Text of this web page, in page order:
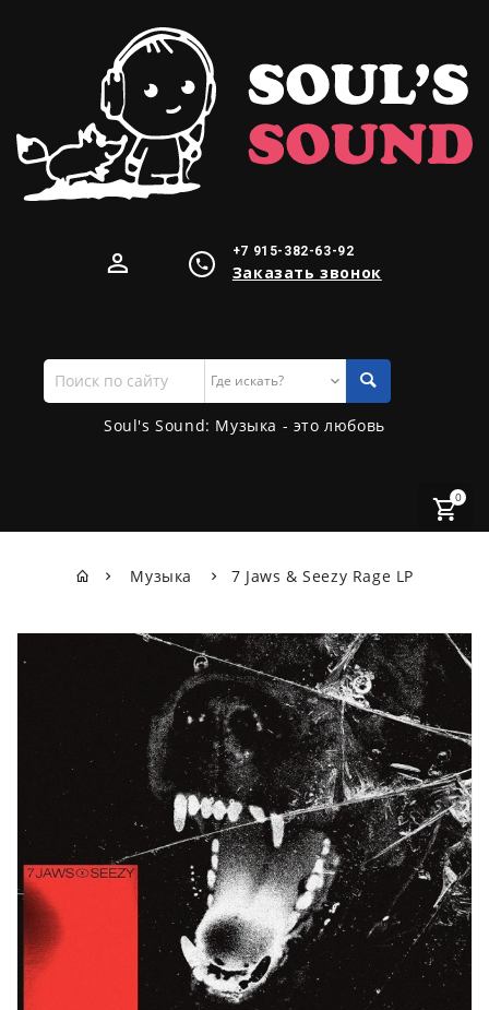
+7 915-382-63-92
Заказать звонок
Поиск
по
сайту
Soul's Sound: Музыка - это любовь
0
Музыка 7 Jaws & Seezy Rage LP